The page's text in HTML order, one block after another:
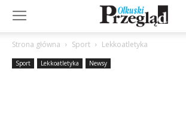
Strona główna Sport Lekkoatletyka
Sport Lekkoatletyka Newsy